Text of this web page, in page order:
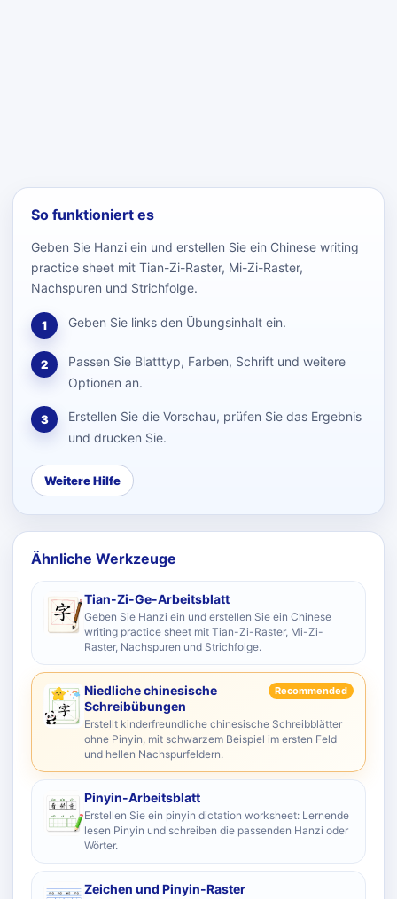
So funktioniert es
Geben Sie Hanzi ein und erstellen Sie ein Chinese writing
practice sheet mit Tian-Zi-Raster, Mi-Zi-Raster,
Nachspuren und Strichfolge.
1 Geben Sie links den Übungsinhalt ein.
2
Passen Sie Blatttyp, Farben, Schrift und weitere
Optionen an.
3
Erstellen Sie die Vorschau, prüfen Sie das Ergebnis
und drucken Sie.
Weitere Hilfe
Ähnliche Werkzeuge
Tian-Zi-Ge-Arbeitsblatt
Geben Sie Hanzi ein und erstellen Sie ein Chinese
writing practice sheet mit Tian-Zi-Raster, Mi-Zi-
Raster, Nachspuren und Strichfolge.
Niedliche chinesische
Schreibübungen
Recommended
Erstellt kinderfreundliche chinesische Schreibblätter
ohne Pinyin, mit schwarzem Beispiel im ersten Feld
und hellen Nachspurfeldern.
Pinyin-Arbeitsblatt
Erstellen Sie ein pinyin dictation worksheet: Lernende
lesen Pinyin und schreiben die passenden Hanzi oder
Wörter.
Zeichen und Pinyin-Raster